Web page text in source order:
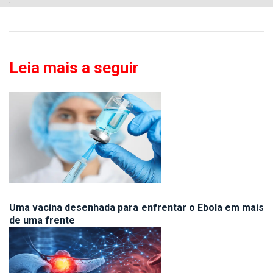
Leia mais a seguir
Uma vacina desenhada para enfrentar o Ebola em mais
de uma frente